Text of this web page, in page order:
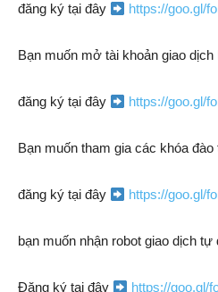
đăng ký tại đây https://goo.gl/
Bạn muốn mở tài khoản giao dịch
đăng ký tại đây https://goo.gl/
Bạn muốn tham gia các khóa đào
đăng ký tại đây https://goo.gl/
bạn muốn nhận robot giao dịch tự
Đăng ký tại đây https://goo.gl/